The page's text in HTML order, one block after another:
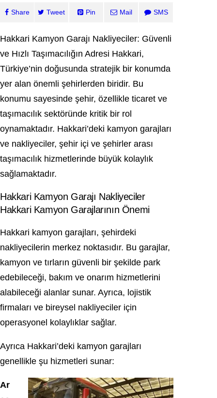
Share Tweet Pin Mail SMS
Hakkari Kamyon Garajı Nakliyeciler: Güvenli
ve Hızlı Taşımacılığın Adresi Hakkari,
Türkiye’nin doğusunda stratejik bir konumda
yer alan önemli şehirlerden biridir. Bu
konumu sayesinde şehir, özellikle ticaret ve
taşımacılık sektöründe kritik bir rol
oynamaktadır. Hakkari’deki kamyon garajları
ve nakliyeciler, şehir içi ve şehirler arası
taşımacılık hizmetlerinde büyük kolaylık
sağlamaktadır.
Hakkari Kamyon Garajı Nakliyeciler
Hakkari Kamyon Garajlarının Önemi
Hakkari kamyon garajları, şehirdeki
nakliyecilerin merkez noktasıdır. Bu garajlar,
kamyon ve tırların güvenli bir şekilde park
edebileceği, bakım ve onarım hizmetlerini
alabileceği alanlar sunar. Ayrıca, lojistik
firmaları ve bireysel nakliyeciler için
operasyonel kolaylıklar sağlar.
Ayrıca Hakkari’deki kamyon garajları
genellikle şu hizmetleri sunar:
Ar